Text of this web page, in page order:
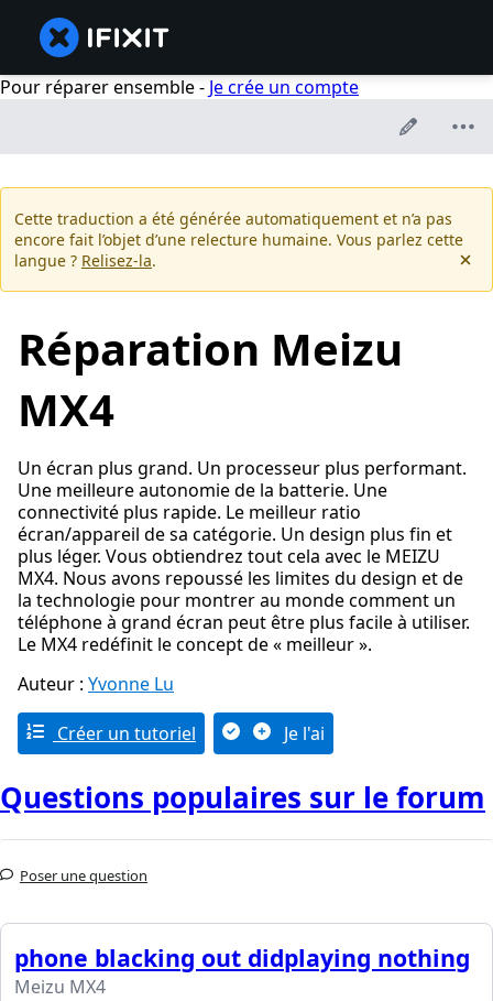
Pour réparer ensemble - Je crée un compte
Cette traduction a été générée automatiquement et n’a pas
encore fait l’objet d’une relecture humaine. Vous parlez cette
langue ? Relisez-la.
Réparation Meizu
MX4
Un écran plus grand. Un processeur plus performant.
Une meilleure autonomie de la batterie. Une
connectivité plus rapide. Le meilleur ratio
écran/appareil de sa catégorie. Un design plus fin et
plus léger. Vous obtiendrez tout cela avec le MEIZU
MX4. Nous avons repoussé les limites du design et de
la technologie pour montrer au monde comment un
téléphone à grand écran peut être plus facile à utiliser.
Le MX4 redéfinit le concept de « meilleur ».
Auteur : Yvonne Lu
Créer un tutoriel Je l'ai
Questions populaires sur le forum
Poser une question
phone blacking out didplaying nothing
Meizu MX4